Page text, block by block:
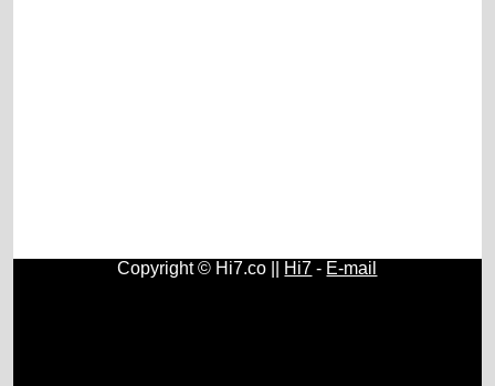
Copyright © Hi7.co || Hi7 - E-mail